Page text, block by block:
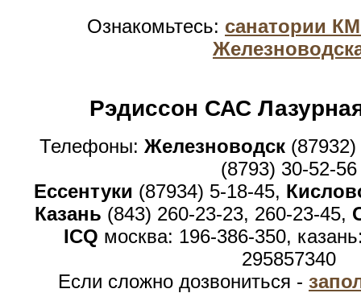
Ознакомьтесь: санатории
Рэдиссон САС
Телефоны: Железноводск
(8793) 30-52-56
Ессентуки (87934) 5-18-45,
Казань (843) 260-23-23, 260-23-45,
ICQ москва: 196-386-350,
295857340
Если сложно дозвониться -